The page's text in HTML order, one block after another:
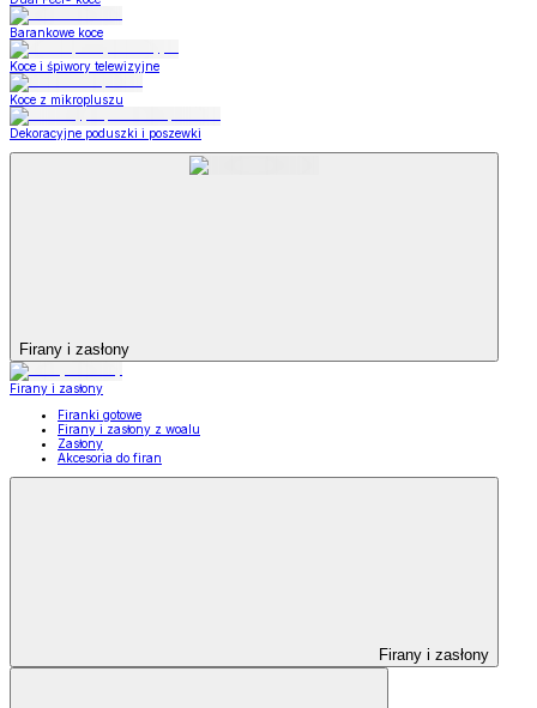
Barankowe koce
Koce i śpiwory telewizyjne
Koce z mikropluszu
Dekoracyjne poduszki i poszewki
Firany i zasłony
Firany i zasłony
Firanki gotowe
Firany i zasłony z woalu
Zasłony
Akcesoria do firan
Firany i zasłony